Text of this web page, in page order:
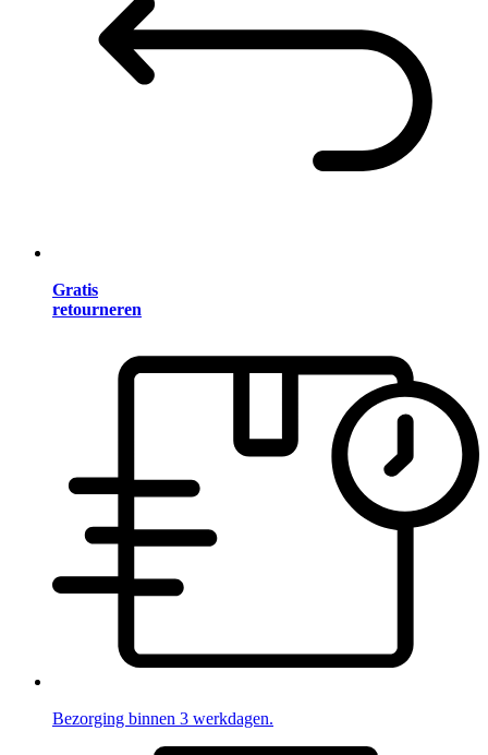
Gratis
retourneren
Bezorging binnen 3 werkdagen.